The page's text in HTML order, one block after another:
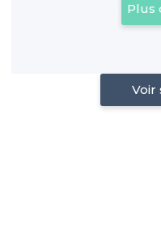
Plus
Voir